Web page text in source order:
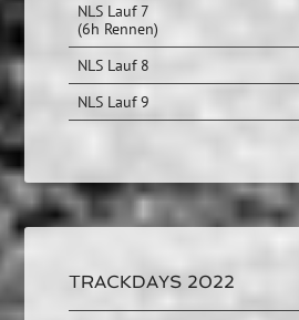
NLS Lauf 7
(6h Rennen)
NLS Lauf 8
NLS Lauf 9
TRACKDAYS 2022